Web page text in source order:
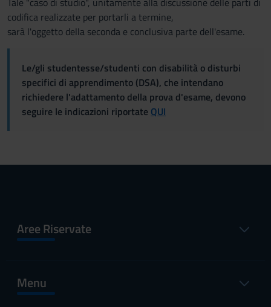
codifica realizzate per portarli a termine,
sarà l'oggetto della seconda e conclusiva parte dell'esame.
Le/gli studentesse/studenti con disabilità o disturbi
specifici di apprendimento (DSA), che intendano
richiedere l'adattamento della prova d'esame, devono
seguire le indicazioni riportate QUI
Aree Riservate
Menu